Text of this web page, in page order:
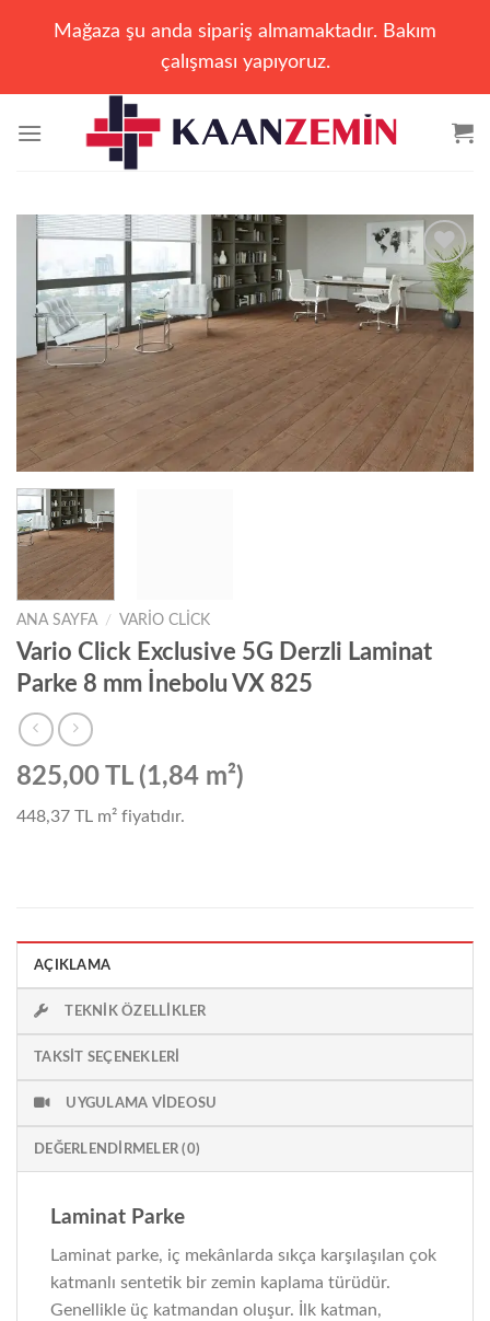
Mağaza şu anda sipariş almamaktadır. Bakım
çalışması yapıyoruz.
atla
Add to
wishlist
ANA SAYFA / VARIO CLICK
Vario Click Exclusive 5G Derzli Laminat
Parke 8 mm İnebolu VX 825
825,00 TL (1,84 m²)
448,37 TL m² fiyatıdır.
AÇIKLAMA
TEKNIK ÖZELLIKLER
TAKSIT SEÇENEKLERI
UYGULAMA VIDEOSU
DEĞERLENDIRMELER (0)
Laminat Parke
Laminat parke, iç mekânlarda sıkça karşılaşılan çok
katmanlı sentetik bir zemin kaplama türüdür.
Genellikle üç katmandan oluşur. İlk katman,